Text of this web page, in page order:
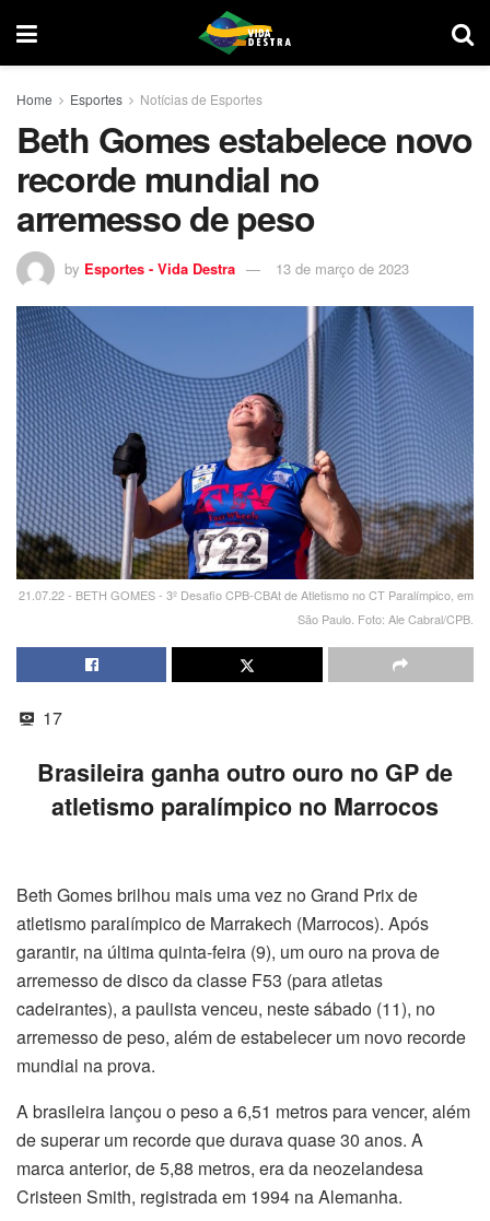
Home Esportes Notícias de Esportes
Beth Gomes estabelece novo
recorde mundial no
arremesso de peso
by Esportes - Vida Destra 13 de março de 2023
21.07.22 - BETH GOMES - 3º Desafio CPB-CBAt de Atletismo no CT Paralímpico, em
São Paulo. Foto: Ale Cabral/CPB.
17
Brasileira ganha outro ouro no GP de
atletismo paralímpico no Marrocos
Beth Gomes brilhou mais uma vez no Grand Prix de
atletismo paralímpico de Marrakech (Marrocos). Após
garantir, na última quinta-feira (9), um ouro na prova de
arremesso de disco da classe F53 (para atletas
cadeirantes), a paulista venceu, neste sábado (11), no
arremesso de peso, além de estabelecer um novo recorde
mundial na prova.
A brasileira lançou o peso a 6,51 metros para vencer, além
de superar um recorde que durava quase 30 anos. A
marca anterior, de 5,88 metros, era da neozelandesa
Cristeen Smith, registrada em 1994 na Alemanha.